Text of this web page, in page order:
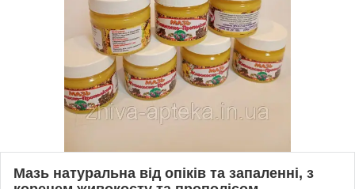
Мазь натуральна від опіків та запаленні, з